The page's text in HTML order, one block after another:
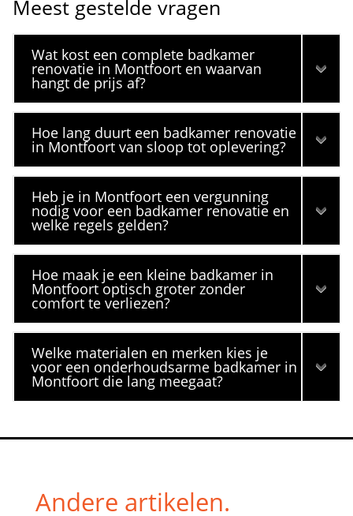
Meest gestelde vragen
Wat kost een complete badkamer
renovatie in Montfoort en waarvan
hangt de prijs af?
Hoe lang duurt een badkamer renovatie
in Montfoort van sloop tot oplevering?
Heb je in Montfoort een vergunning
nodig voor een badkamer renovatie en
welke regels gelden?
Hoe maak je een kleine badkamer in
Montfoort optisch groter zonder
comfort te verliezen?
Welke materialen en merken kies je
voor een onderhoudsarme badkamer in
Montfoort die lang meegaat?
Andere artikelen.